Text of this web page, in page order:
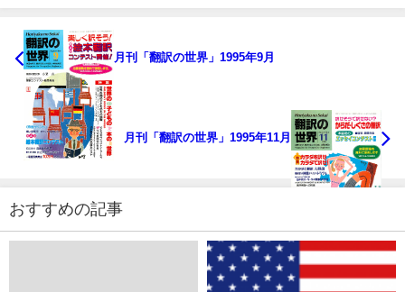
月刊「翻訳の世界」1995年9月
月刊「翻訳の世界」1995年11月
おすすめの記事